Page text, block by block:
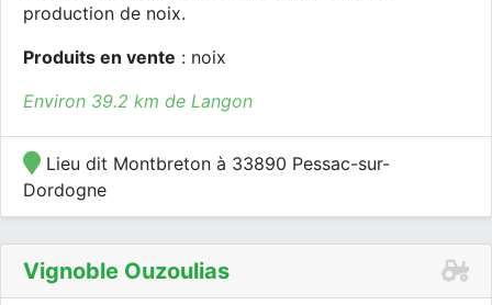
production de noix.
Produits en vente : noix
Environ 39.2 km de Langon
Lieu dit Montbreton à 33890 Pessac-sur-
Dordogne
Vignoble Ouzoulias